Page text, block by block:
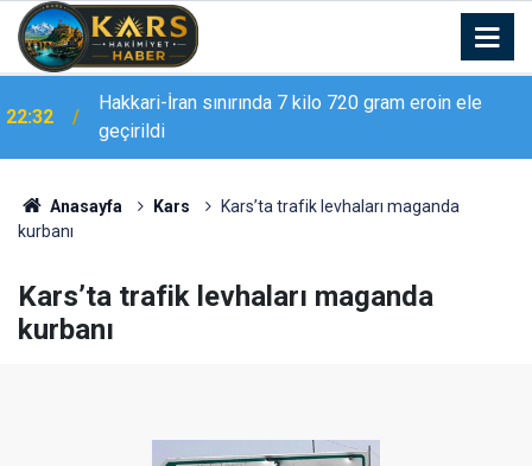
21:02
Erzurum Adliyesi’nde yangın: 2 kişi dumandan
etkilendi
Anasayfa Kars
Kars’ta trafik levhaları maganda
kurbanı
Kars’ta trafik levhaları maganda
kurbanı